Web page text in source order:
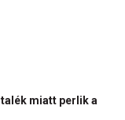
miatt perlik a